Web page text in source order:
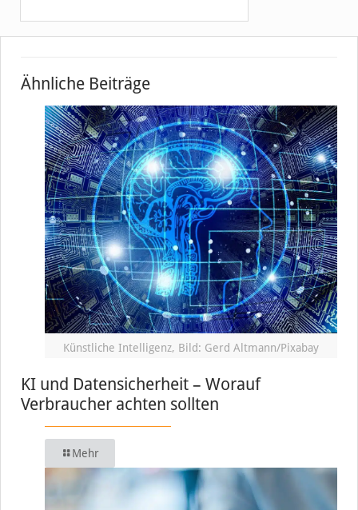
Ähnliche Beiträge
Künstliche Intelligenz, Bild: Gerd Altmann/Pixabay
KI und Datensicherheit – Worauf
Verbraucher achten sollten
Mehr